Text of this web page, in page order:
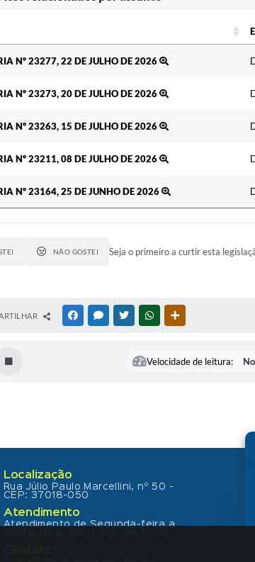
Nº 23277, 22 DE JULHO DE 2026
Nº 23273, 20 DE JULHO DE 2026
Nº 23263, 15 DE JULHO DE 2026
Nº 23211, 08 DE JULHO DE 2026
Nº 23164, 25 DE JUNHO DE 2026
NÃO GOSTEI Seja o primeiro a curtir esta
FACEBOOKMESSENGER
TWITTERWHATSAPP
Velocidade de leitura:
Localização
Rua Júlio Paulo Marcellini, nº 50 -
CEP: 37018-050
Atendimento
Atendimento de Segunda-feira a